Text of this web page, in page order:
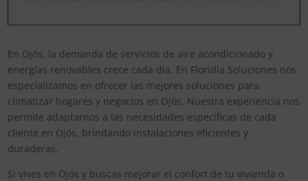
En Ojós, la demanda de servicios de aire acondicionado y
energías renovables crece cada día. En Floridia Soluciones nos
especializamos en ofrecer las mejores soluciones para
climatizar hogares y negocios en Ojós. Nuestra experiencia nos
permite adaptarnos a las necesidades específicas de cada
cliente en Ojós, brindando instalaciones eficientes y
duraderas.
Si vives en Ojós y buscas mejorar el confort de tu vivienda o